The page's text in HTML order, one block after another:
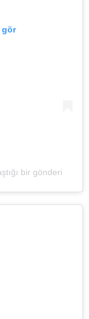
gör
bir gönderi